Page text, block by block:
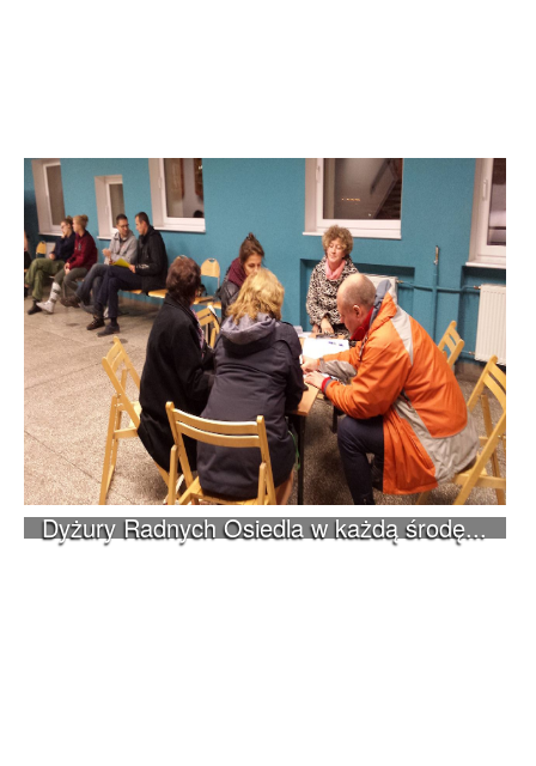
Dyżury Radnych Osiedla w każdą środę...